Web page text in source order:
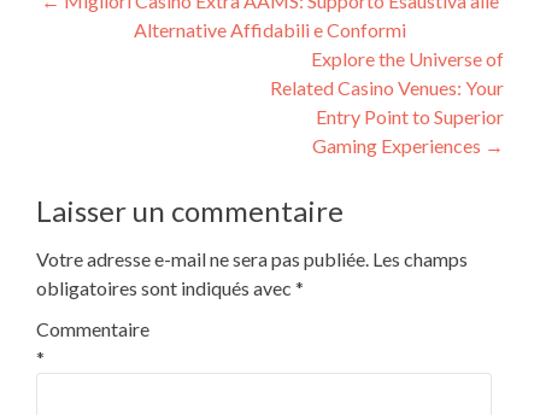
Alternative Affidabili e Conformi
Explore the Universe of
Related Casino Venues: Your
Entry Point to Superior
Gaming Experiences →
Laisser un commentaire
Votre adresse e-mail ne sera pas publiée. Les champs
obligatoires sont indiqués avec *
Commentaire
*